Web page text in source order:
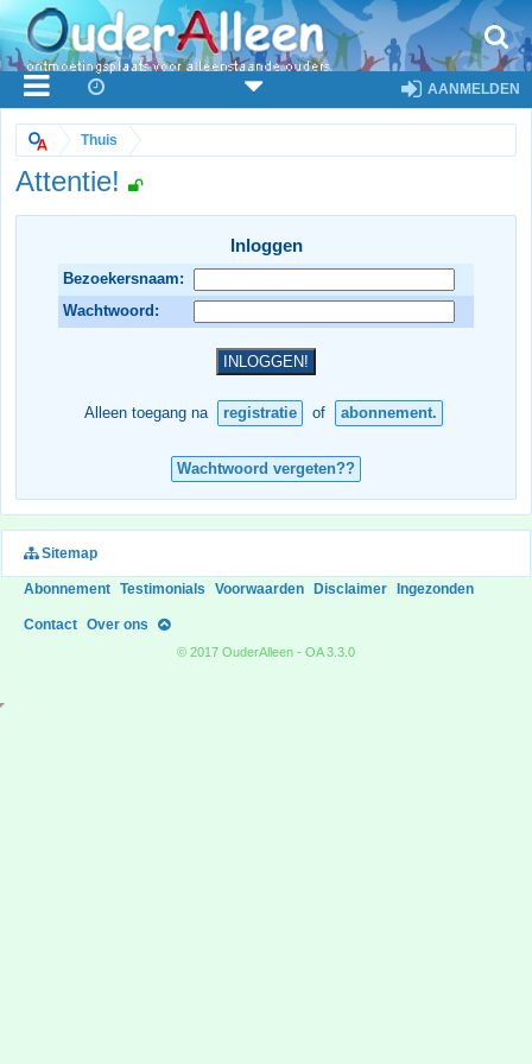
AANMELDEN
Thuis
Attentie!
Inloggen
Bezoekersnaam:
Wachtwoord:
Alleen toegang na registratie of abonnement.
Wachtwoord vergeten??
Sitemap
Abonnement Testimonials Voorwaarden Disclaimer Ingezonden
Contact Over ons
© 2017 OuderAlleen - OA 3.3.0